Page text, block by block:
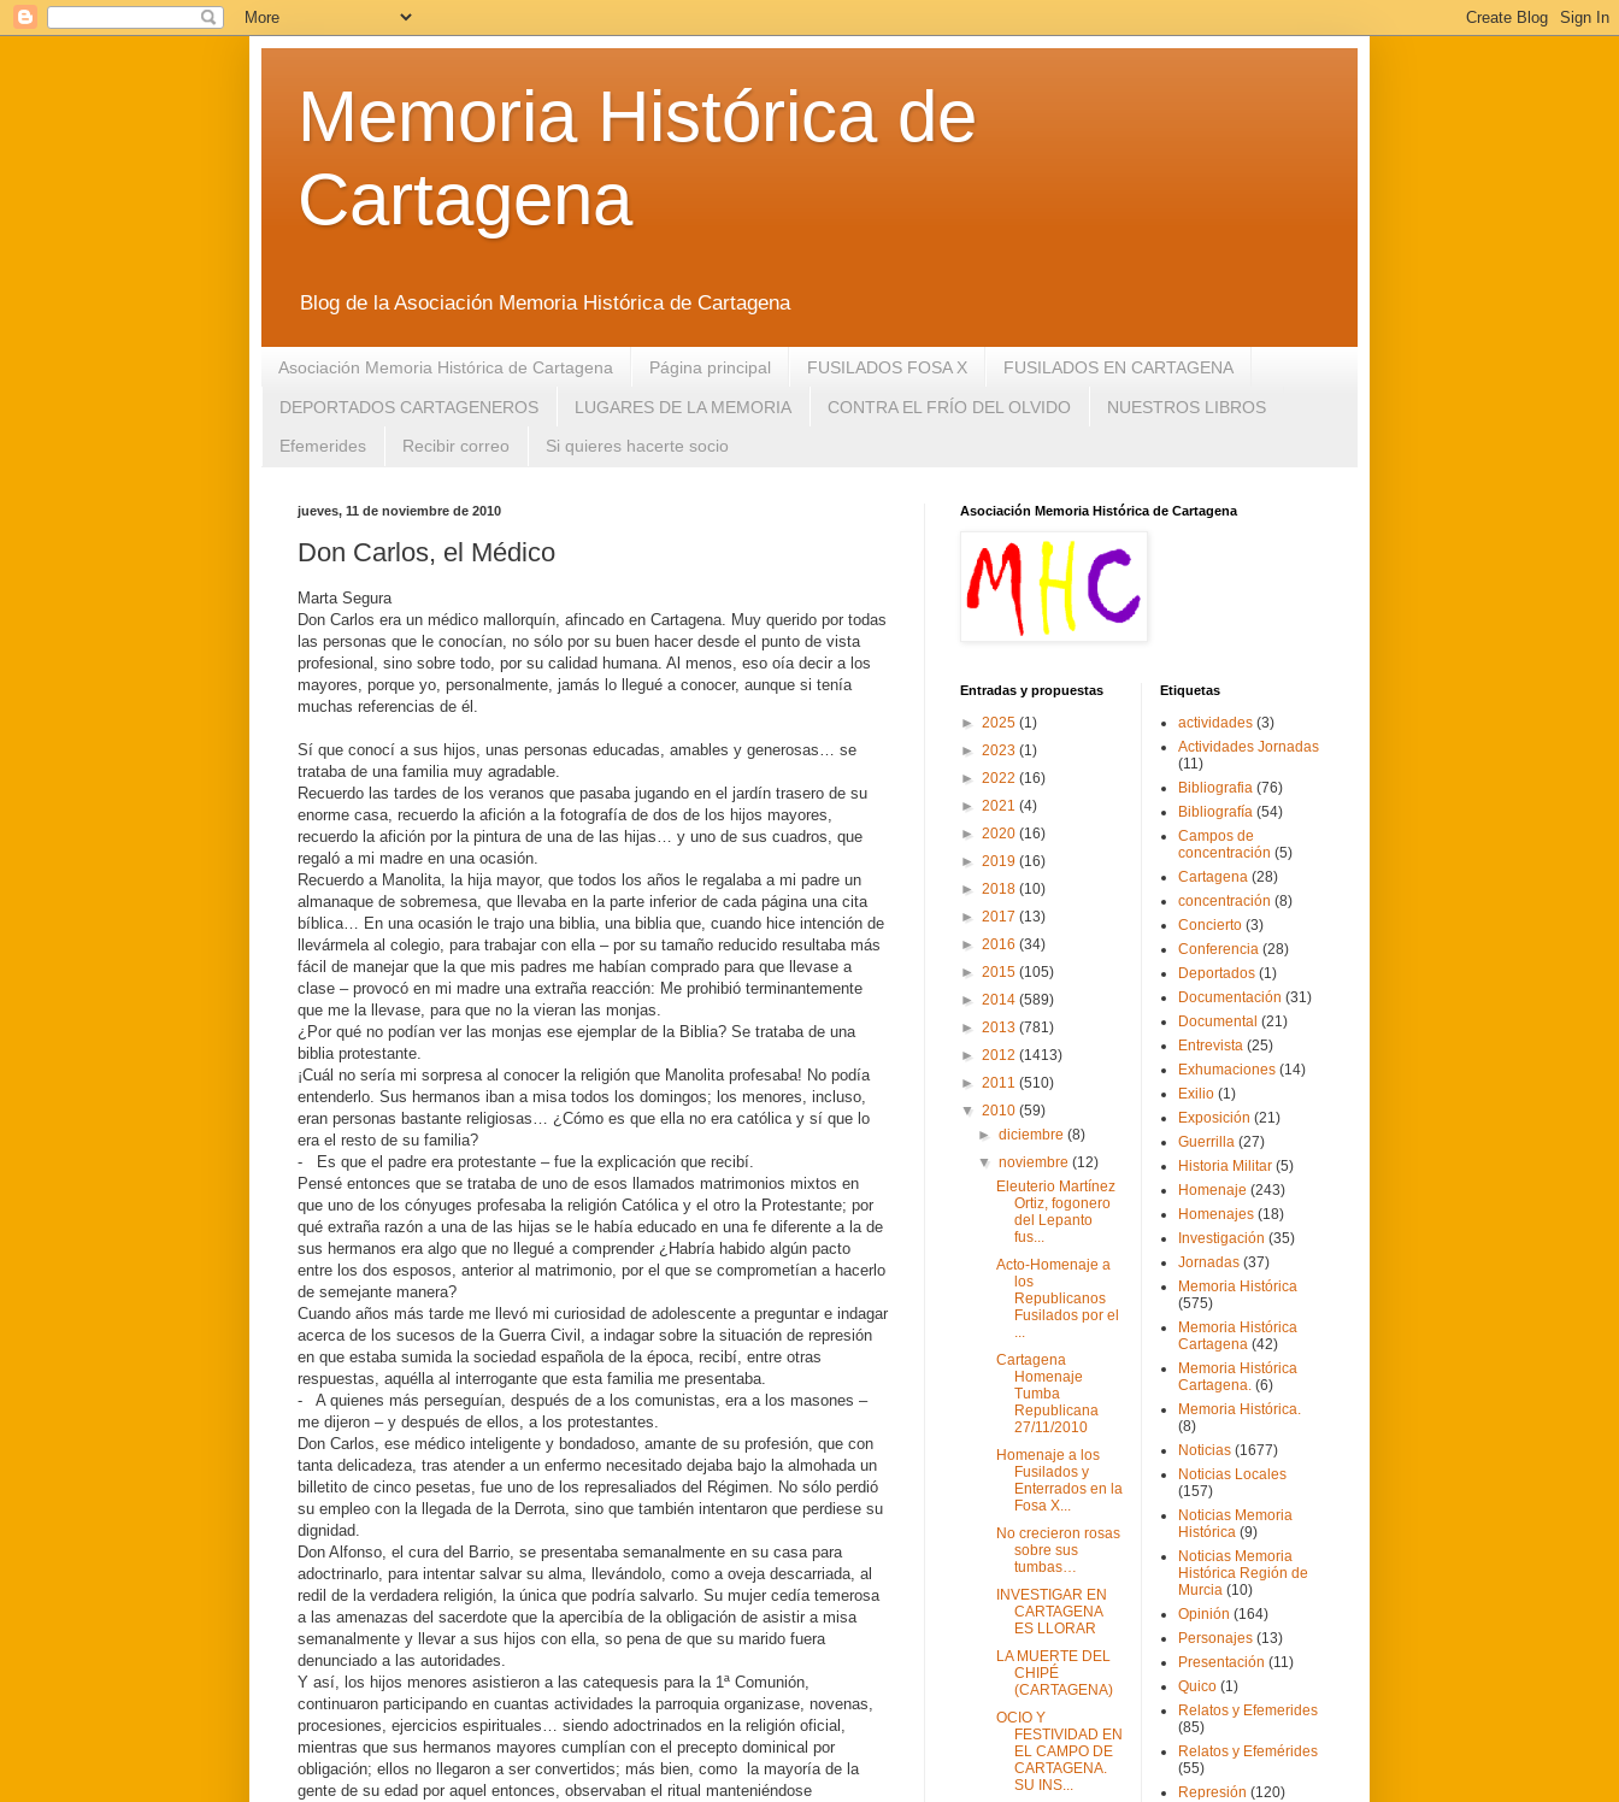
Memoria Histórica de
Cartagena
Blog de la Asociación Memoria Histórica de Cartagena
Asociación Memoria Histórica de Cartagena Página principal FUSILADOS FOSA X FUSILADOS EN CARTAGENA
DEPORTADOS CARTAGENEROS LUGARES DE LA MEMORIA CONTRA EL FRÍO DEL OLVIDO NUESTROS LIBROS
Efemerides Recibir correo Si quieres hacerte socio
jueves, 11 de noviembre de 2010
Don Carlos, el Médico
Marta Segura
Don Carlos era un médico mallorquín, afincado en Cartagena. Muy querido por todas
las personas que le conocían, no sólo por su buen hacer desde el punto de vista
profesional, sino sobre todo, por su calidad humana. Al menos, eso oía decir a los
mayores, porque yo, personalmente, jamás lo llegué a conocer, aunque si tenía
muchas referencias de él.
Sí que conocí a sus hijos, unas personas educadas, amables y generosas… se
trataba de una familia muy agradable.
Recuerdo las tardes de los veranos que pasaba jugando en el jardín trasero de su
enorme casa, recuerdo la afición a la fotografía de dos de los hijos mayores,
recuerdo la afición por la pintura de una de las hijas… y uno de sus cuadros, que
regaló a mi madre en una ocasión.
Recuerdo a Manolita, la hija mayor, que todos los años le regalaba a mi padre un
almanaque de sobremesa, que llevaba en la parte inferior de cada página una cita
bíblica… En una ocasión le trajo una biblia, una biblia que, cuando hice intención de
llevármela al colegio, para trabajar con ella – por su tamaño reducido resultaba más
fácil de manejar que la que mis padres me habían comprado para que llevase a
clase – provocó en mi madre una extraña reacción: Me prohibió terminantemente
que me la llevase, para que no la vieran las monjas.
¿Por qué no podían ver las monjas ese ejemplar de la Biblia? Se trataba de una
biblia protestante.
¡Cuál no sería mi sorpresa al conocer la religión que Manolita profesaba! No podía
entenderlo. Sus hermanos iban a misa todos los domingos; los menores, incluso,
eran personas bastante religiosas… ¿Cómo es que ella no era católica y sí que lo
era el resto de su familia?
- Es que el padre era protestante – fue la explicación que recibí.
Pensé entonces que se trataba de uno de esos llamados matrimonios mixtos en
que uno de los cónyuges profesaba la religión Católica y el otro la Protestante; por
qué extraña razón a una de las hijas se le había educado en una fe diferente a la de
sus hermanos era algo que no llegué a comprender ¿Habría habido algún pacto
entre los dos esposos, anterior al matrimonio, por el que se comprometían a hacerlo
de semejante manera?
Cuando años más tarde me llevó mi curiosidad de adolescente a preguntar e indagar
acerca de los sucesos de la Guerra Civil, a indagar sobre la situación de represión
en que estaba sumida la sociedad española de la época, recibí, entre otras
respuestas, aquélla al interrogante que esta familia me presentaba.
- A quienes más perseguían, después de a los comunistas, era a los masones –
me dijeron – y después de ellos, a los protestantes.
Don Carlos, ese médico inteligente y bondadoso, amante de su profesión, que con
tanta delicadeza, tras atender a un enfermo necesitado dejaba bajo la almohada un
billetito de cinco pesetas, fue uno de los represaliados del Régimen. No sólo perdió
su empleo con la llegada de la Derrota, sino que también intentaron que perdiese su
dignidad.
Don Alfonso, el cura del Barrio, se presentaba semanalmente en su casa para
adoctrinarlo, para intentar salvar su alma, llevándolo, como a oveja descarriada, al
redil de la verdadera religión, la única que podría salvarlo. Su mujer cedía temerosa
a las amenazas del sacerdote que la apercibía de la obligación de asistir a misa
semanalmente y llevar a sus hijos con ella, so pena de que su marido fuera
denunciado a las autoridades.
Y así, los hijos menores asistieron a las catequesis para la 1ª Comunión,
continuaron participando en cuantas actividades la parroquia organizase, novenas,
procesiones, ejercicios espirituales… siendo adoctrinados en la religión oficial,
mientras que sus hermanos mayores cumplían con el precepto dominical por
obligación; ellos no llegaron a ser convertidos; más bien, como la mayoría de la
gente de su edad por aquel entonces, observaban el ritual manteniéndose
Asociación Memoria Histórica de Cartagena
Entradas y propuestas
► 2025 (1)
► 2023 (1)
► 2022 (16)
► 2021 (4)
► 2020 (16)
► 2019 (16)
► 2018 (10)
► 2017 (13)
► 2016 (34)
► 2015 (105)
► 2014 (589)
► 2013 (781)
► 2012 (1413)
► 2011 (510)
▼ 2010 (59)
►diciembre(8)
▼noviembre(12)
Eleuterio Martínez
Ortiz, fogonero
del Lepanto
fus...
Acto-Homenaje a
los
Republicanos
Fusilados por el
Cartagena
Homenaje
Tumba
Republicana
27/11/2010
Homenaje a los
Fusilados y
Enterrados en la
Fosa X...
No crecieron rosas
sobre sus
tumbas…
INVESTIGAR EN
CARTAGENA
ES LLORAR
LA MUERTE DEL
CHIPÉ
(CARTAGENA)
OCIO Y
FESTIVIDAD EN
EL CAMPO DE
CARTAGENA.
SU INS...
Etiquetas
actividades (3)
Actividades Jornadas
(11)
Bibliografia (76)
Bibliografía (54)
Campos de
concentración (5)
Cartagena (28)
concentración (8)
Concierto (3)
Conferencia (28)
Deportados (1)
Documentación (31)
Documental (21)
Entrevista (25)
Exhumaciones (14)
Exilio (1)
Exposición (21)
Guerrilla (27)
Historia Militar (5)
Homenaje (243)
Homenajes (18)
Investigación (35)
Jornadas (37)
Memoria Histórica
(575)
Memoria Histórica
Cartagena (42)
Memoria Histórica
Cartagena. (6)
Memoria Histórica.
(8)
Noticias (1677)
Noticias Locales
(157)
Noticias Memoria
Histórica (9)
Noticias Memoria
Histórica Región de
Murcia (10)
Opinión (164)
Personajes (13)
Presentación (11)
Quico (1)
Relatos y Efemerides
(85)
Relatos y Efemérides
(55)
Represión (120)